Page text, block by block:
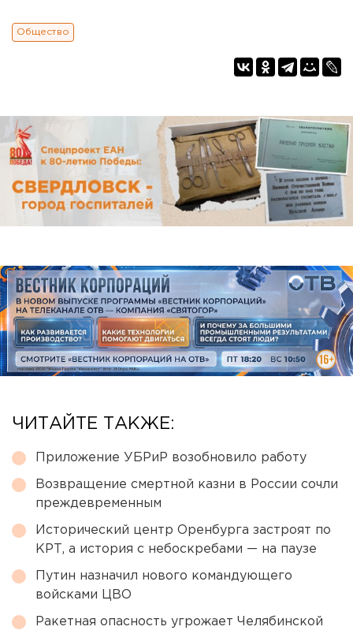
Общество
ЧИТАЙТЕ ТАКЖЕ:
Приложение УБРиР возобновило работу
Возвращение смертной казни в России сочли
преждевременным
Исторический центр Оренбурга застроят по
КРТ, а история с небоскребами — на паузе
Путин назначил нового командующего
войсками ЦВО
Ракетная опасность угрожает Челябинской